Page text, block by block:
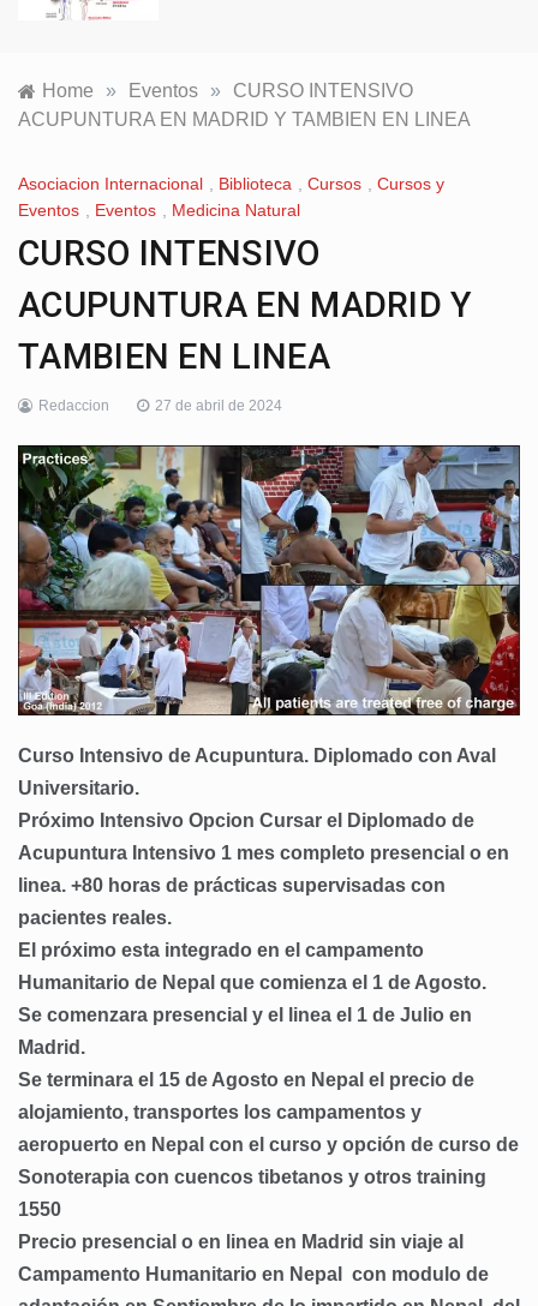
Home » Eventos »
CURSO INTENSIVO
ACUPUNTURA EN MADRID Y TAMBIEN EN LINEA
Asociacion Internacional , Biblioteca , Cursos , Cursos y
Eventos
Eventos Medicina Natural
CURSO INTENSIVO
ACUPUNTURA EN MADRID Y
TAMBIEN EN LINEA
Redaccion 27 de abril de 2024
Curso Intensivo de Acupuntura. Diplomado con Aval
Universitario.
Próximo Intensivo Opcion Cursar el Diplomado de
Acupuntura Intensivo 1 mes completo presencial o en
linea. +80 horas de prácticas supervisadas con
pacientes reales.
El próximo esta integrado en el campamento
Humanitario de Nepal que comienza el 1 de Agosto.
Se comenzara presencial y el linea el 1 de Julio en
Madrid.
Se terminara el 15 de Agosto en Nepal el precio de
alojamiento, transportes los campamentos y
aeropuerto en Nepal con el curso y opción de curso de
Sonoterapia con cuencos tibetanos y otros training
1550
Precio presencial o en linea en Madrid sin viaje al
Campamento Humanitario en Nepal
con modulo de